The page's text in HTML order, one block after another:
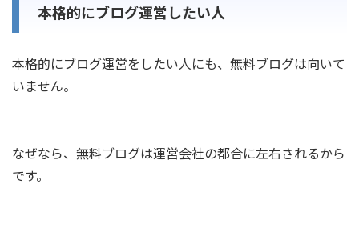
本格的にブログ運営したい人
本格的にブログ運営をしたい人にも、無料ブログは向いて
いません。
なぜなら、無料ブログは運営会社の都合に左右されるから
です。